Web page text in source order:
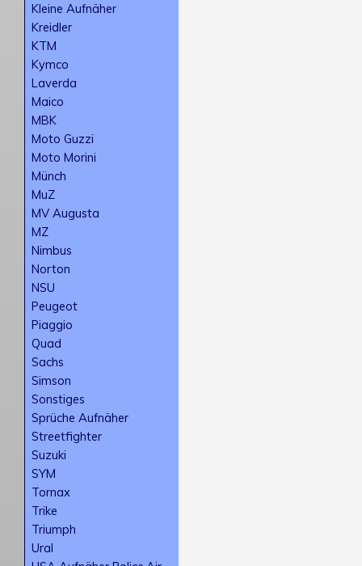
Kleine Aufnäher
Kreidler
KTM
Kymco
Laverda
Maico
MBK
Moto Guzzi
Moto Morini
Münch
MuZ
MV Augusta
MZ
Nimbus
Norton
NSU
Peugeot
Piaggio
Quad
Sachs
Simson
Sonstiges
Sprüche Aufnäher
Streetfighter
Suzuki
SYM
Tornax
Trike
Triumph
Ural